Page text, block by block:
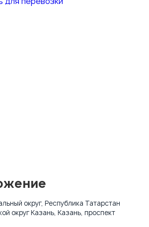
округ, Республика Татарстан
округ Казань, Казань, проспект